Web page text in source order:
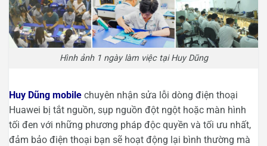
Hình ảnh 1 ngày làm việc tại Huy Dũng
Huy Dũng mobile chuyên nhận sửa lỗi dòng điện thoại
Huawei bị tắt nguồn, sụp nguồn đột ngột hoặc màn hình
tối đen với những phương pháp độc quyền và tối ưu nhất,
đảm bảo điện thoại bạn sẽ hoạt động lại bình thường mà